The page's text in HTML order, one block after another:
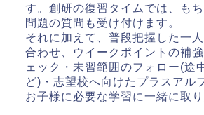
す。創研の復習タイムでは、も
問題の質問も受け付けます。
それに加えて、普段把握した一
合わせ、ウイークポイントの補
ェック・未習範囲のフォロー(途
ど)・志望校へ向けたプラスアル
お子様に必要な学習に一緒に取り